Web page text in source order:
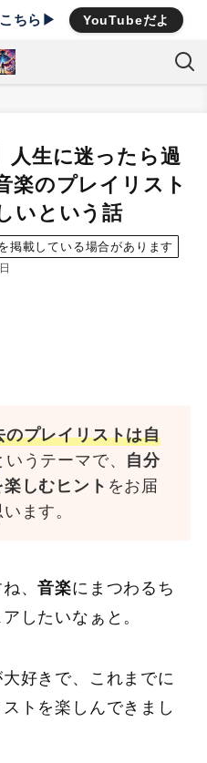
ちら▶︎ YouTubeだよ
人生に迷ったら過
楽のプレイリスト
いという話
掲載している場合があります
のプレイリストは自
いうテーマで、 自分
しむヒント をお届
ます。
、音楽にまつわるち
したいなぁと。
好きで、これまでに
トを楽しんできまし